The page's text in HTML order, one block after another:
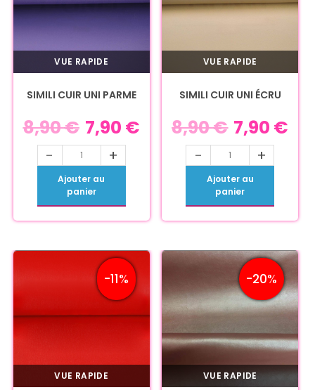
VUE RAPIDE
SIMILI CUIR UNI PARME
8,90€ 7,90 €
- +
Ajouter au
panier
VUE RAPIDE
SIMILI CUIR UNI ÉCRU
8,90€ 7,90 €
- +
Ajouter au
panier
-11%
VUE RAPIDE
-20%
VUE RAPIDE